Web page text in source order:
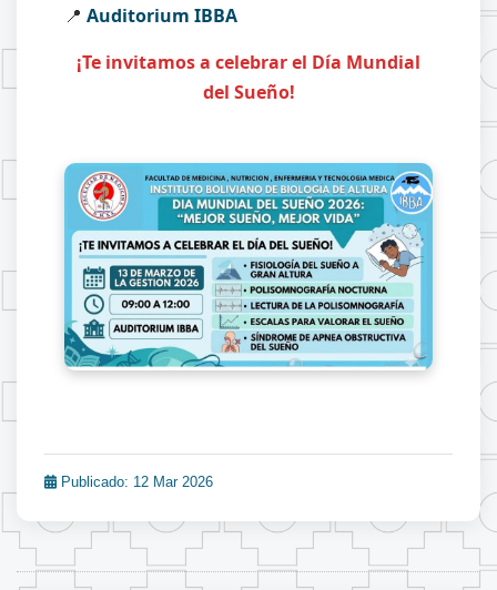
📍Auditorium IBBA
¡Te invitamos a celebrar el Día Mundial
del Sueño!
Publicado: 12 Mar 2026